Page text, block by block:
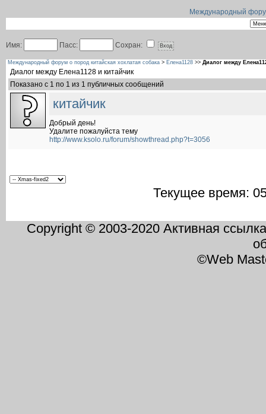
Международный
Имя: Пасс: Сохран:
Международный форум о пород китайская хохлатая собака > Елена1128 >> Диалог между
Диалог между Елена1128 и китайчик
Показано с 1 по 1 из 1 публичных сообщений
китайчик
Добрый день!
Удалите пожалуйста тему
http://www.ksolo.ru/forum/showthread.php?t=3056
Текущее время:
Copyright © 2003-2020 Активная
©Web